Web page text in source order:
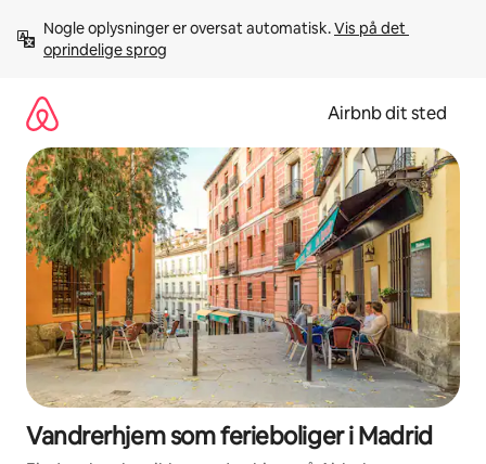
videre
Nogle oplysninger er oversat automatisk. Vis på det
oprindelige sprog
Airbnb dit sted
Vandrerhjem som ferieboliger i Madrid